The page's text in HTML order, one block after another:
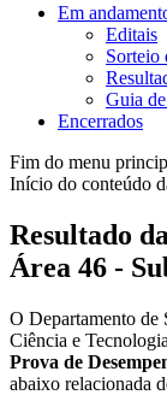
Em
Editais
Sorteio
Guia
Encerrados
Fim do menu
Início do conteúdo
Resultado
Área 46 -
O Departamento de
Ciência e
Prova de
abaixo relacionada